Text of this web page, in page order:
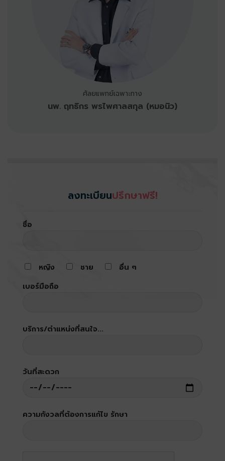
ศัลยแพทย์เฉพาะทาง
นพ. ฤทธิกร พรไพศาลสกุล (หมอนิว)
ลงทะเบียนปรึกษาฟรี!
ชื่อ
หญิง ชาย
อื่น ๆ
เบอร์มือถือ
บริการ/ตำแหน่งที่สนใจ...
วันที่สะดวก
ความกังวลที่ต้องการแก้ไข รักษา